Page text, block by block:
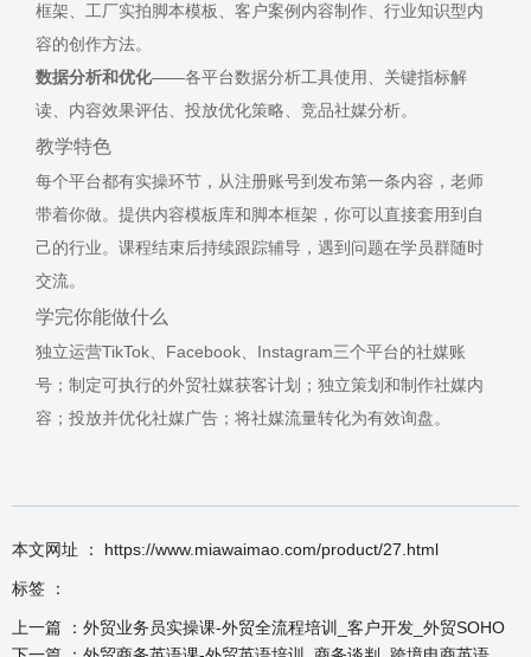
框架、工厂实拍脚本模板、客户案例内容制作、行业知识型内
容的创作方法。
数据分析和优化——各平台数据分析工具使用、关键指标解
读、内容效果评估、投放优化策略、竞品社媒分析。
教学特色
每个平台都有实操环节，从注册账号到发布第一条内容，老师
带着你做。提供内容模板库和脚本框架，你可以直接套用到自
己的行业。课程结束后持续跟踪辅导，遇到问题在学员群随时
交流。
学完你能做什么
独立运营TikTok、Facebook、Instagram三个平台的社媒账
号；制定可执行的外贸社媒获客计划；独立策划和制作社媒内
容；投放并优化社媒广告；将社媒流量转化为有效询盘。
本文网址 ： https://www.miawaimao.com/product/27.html
标签 ：
上一篇 ： 外贸业务员实操课-外贸全流程培训_客户开发_外贸SOHO